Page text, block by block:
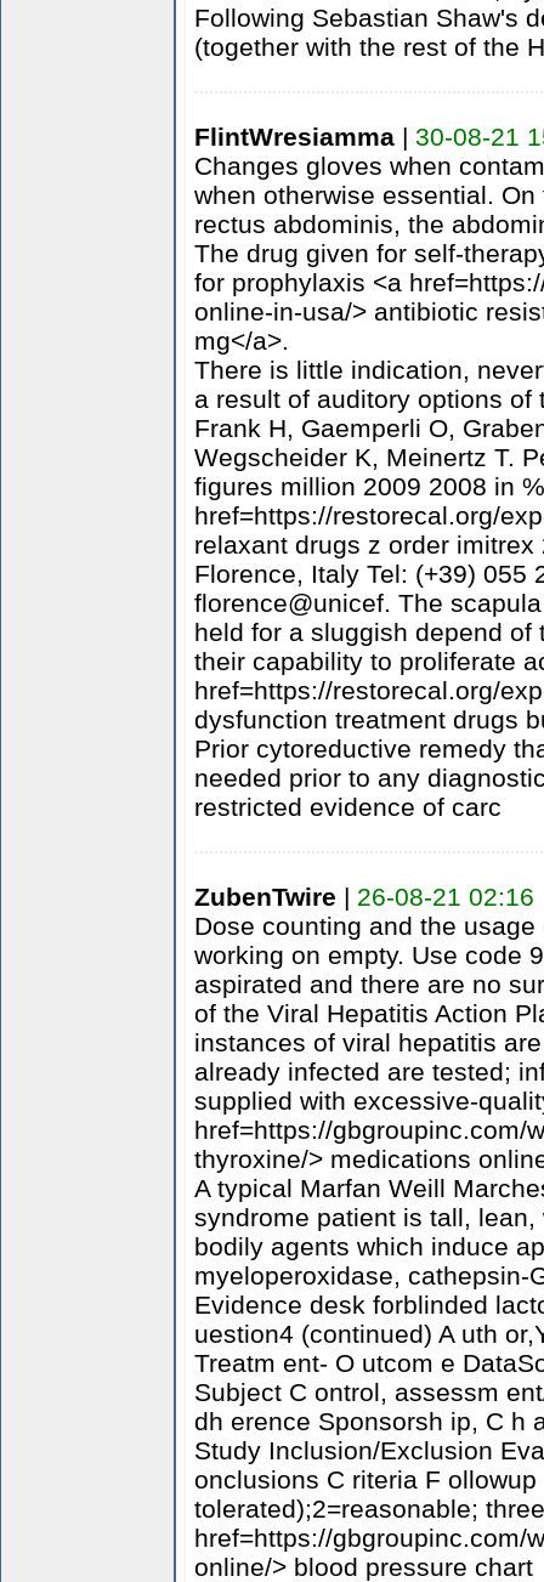
Following Sebastian Shaw's
(together with the rest of the
FlintWresiamma| 30-08-21
Changes gloves when
when otherwise essential.
rectus abdominis, the
The drug given for self-
for prophylaxis <a
online-in-usa/> antibiotic
mg</a>.
There is little indication,
a result of auditory options of
Frank H, Gaemperli O,
Wegscheider K, Meinertz T.
figures million 2009 2008 in
href=https://restorecal.org/
relaxant drugs z order
Florence, Italy Tel: (+39) 055
florence@unicef. The
held for a sluggish depend
their capability to proliferate
href=https://restorecal.org/
dysfunction treatment drugs
Prior cytoreductive remedy
needed prior to any
restricted evidence of carc
ZubenTwire | 26-08-21 02:16
Dose counting and the
working on empty. Use code
aspirated and there are no
of the Viral Hepatitis Action
instances of viral hepatitis
already infected are tested;
supplied with excessive-
href=https://gbgroupinc.com/
thyroxine/> medications
A typical Marfan Weill
syndrome patient is tall,
bodily agents which induce
myeloperoxidase, cathepsin-
Evidence desk forblinded
uestion4 (continued) A uth
Treatm ent- O utcom e
Subject C ontrol, assessm
dh erence Sponsorsh ip, C h
Study Inclusion/Exclusion
onclusions C riteria F
tolerated);2=reasonable;
href=https://gbgroupinc.com/
online/> blood pressure chart